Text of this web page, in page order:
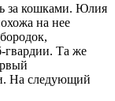
за кошками. Юлия
на нее
гвардии. Та же
На следующий